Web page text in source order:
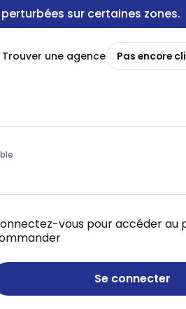
sur certaines zones.
Trouver une agence Pas encore
vous pour accéder au
Se connecter